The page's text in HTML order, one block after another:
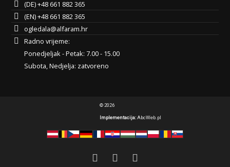
(DE) +48 661 882 365
(EN) +48 661 882 365
ogledala@alfaram.hr
Radno vrijeme:
Ponedjeljak - Petak: 7.00 - 15.00
Subota, Nedjelja: zatvoreno
© 2026
Implementacija:AbcWeb.pl